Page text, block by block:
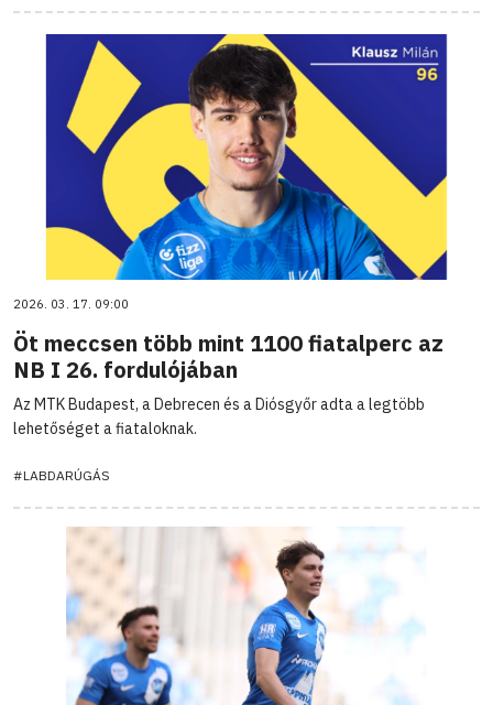
2026. 03. 17. 09:00
Öt meccsen több mint 1100 fiatalperc az
NB I 26. fordulójában
Az MTK Budapest, a Debrecen és a Diósgyőr adta a legtöbb
lehetőséget a fiataloknak.
#LABDARÚGÁS